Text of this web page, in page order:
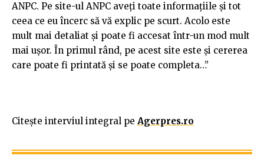
ANPC. Pe site-ul ANPC aveţi toate informaţiile şi tot
ceea ce eu încerc să vă explic pe scurt. Acolo este
mult mai detaliat şi poate fi accesat într-un mod mult
mai uşor. În primul rând, pe acest site este şi cererea
care poate fi printată şi se poate completa…”
Citește interviul integral pe Agerpres.ro